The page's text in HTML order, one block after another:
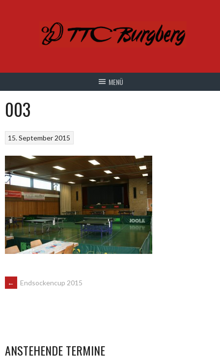
003
15. September 2015
ARTIKEL-
← Endsockencup 2015
ANSTEHENDE TERMINE